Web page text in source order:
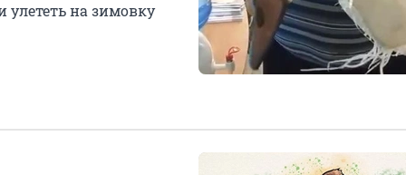
улететь на зимовку